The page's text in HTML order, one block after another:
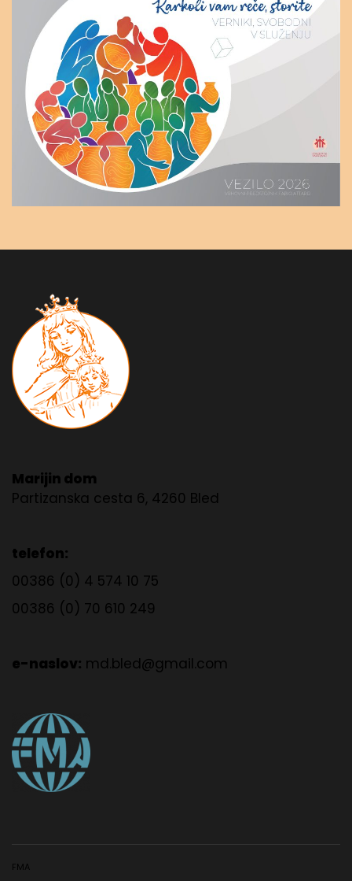
Marijin dom
Partizanska cesta 6, 4260 Bled
telefon:
00386 (0) 4 574 10 75
00386 (0) 70 610 249
e-naslov: md.bled@gmail.com
FMA